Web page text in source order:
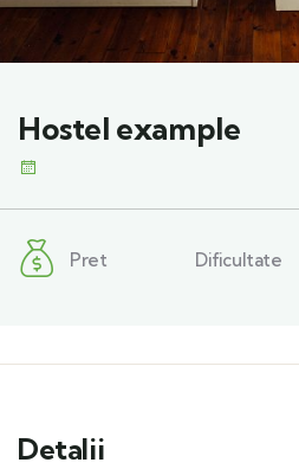
Hostel example
Pret Dificultate
Detalii